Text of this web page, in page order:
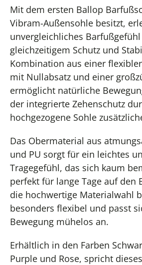
Mit dem ersten Ballop
Vibram-Außensohle besitzt,
unvergleichliches Barfußgefühl
gleichzeitigem Schutz und
Kombination aus einer
mit Nullabsatz und einer
ermöglicht natürliche
der integrierte Zehenschutz
hochgezogene Sohle
Das Obermaterial aus
und PU sorgt für ein leichtes
Tragegefühl, das sich kaum
perfekt für lange Tage auf den
die hochwertige Materialwahl
besonders flexibel und passt
Bewegung mühelos an.
Erhältlich in den Farben
Purple und Rose, spricht